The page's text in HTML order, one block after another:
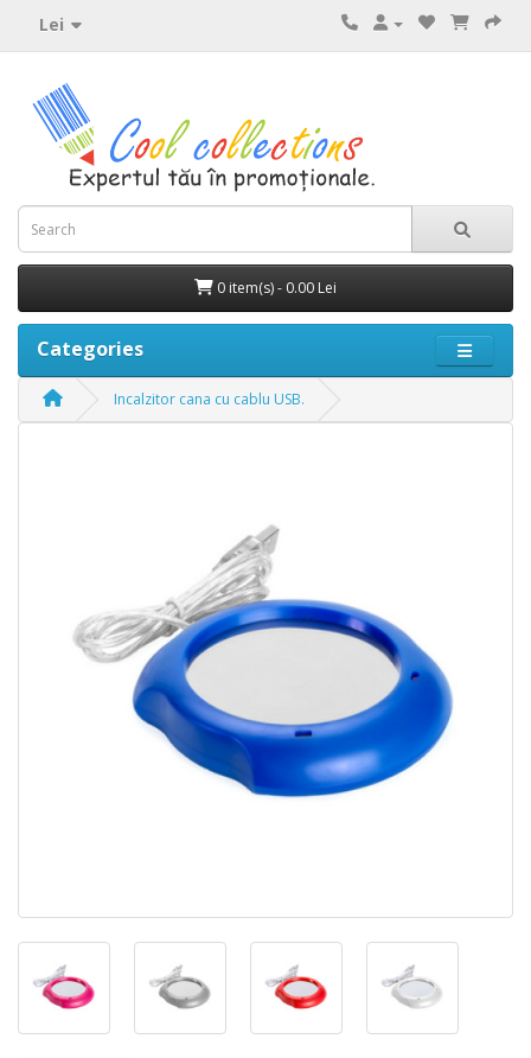
Lei
0 item(s) - 0.00 Lei
Categories
Incalzitor cana cu cablu USB.